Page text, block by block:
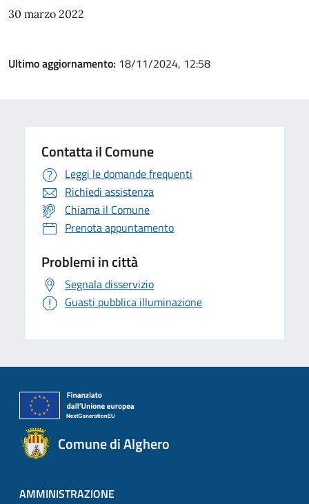
30 marzo 2022
Ultimo aggiornamento: 18/11/2024, 12:58
Contatta il Comune
Leggi le domande frequenti
Richiedi assistenza
Chiama il Comune
Prenota appuntamento
Problemi in città
Segnala disservizio
Guasti pubblica illuminazione
Comune di Alghero
AMMINISTRAZIONE